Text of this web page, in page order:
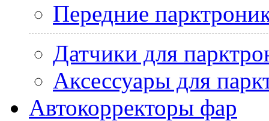
Передние
Датчики для
Аксессуары для
Автокорректоры фар